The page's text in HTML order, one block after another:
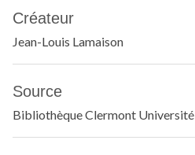
Créateur
Jean-Louis Lamaison
Source
Bibliothèque Clermont Université